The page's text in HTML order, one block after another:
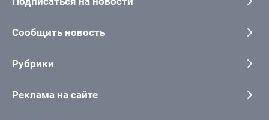
Сообщить новость
Рубрики
Реклама на сайте